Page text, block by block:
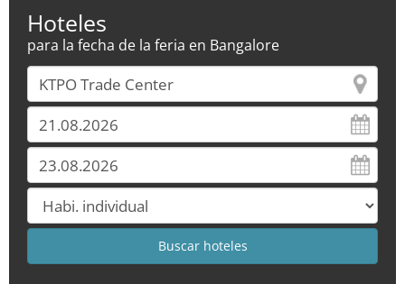
Hoteles
para la fecha de la feria en Bangalore